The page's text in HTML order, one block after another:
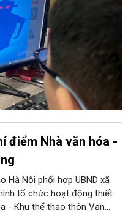
khỏe tâm thần. Bên cạnh
của doanh nghiệp công
trò chơi điện tử trong việc
tin riêng tư của trẻ.
điểm Nhà văn hóa -
Hà Nội phối hợp UBND xã
tổ chức hoạt động thiết
- Khu thể thao thôn Vạn